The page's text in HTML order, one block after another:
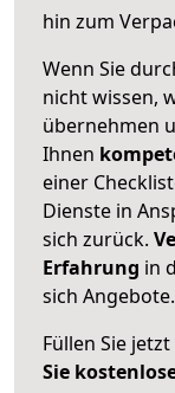
hin zum
Wenn Sie
nicht wissen,
übernehmen
Ihnen
einer
Dienste in
sich zurück.
Erfahrung in
sich Angebote.
Füllen Sie
Sie